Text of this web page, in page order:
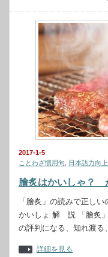
2017-1-5
ことわざ慣用句
日本語力向
膾炙はかいしゃ？
「膾炙」の読みで正し
かいしょ 解 説 「膾炙
の評判になる、知れ渡
詳細を見る